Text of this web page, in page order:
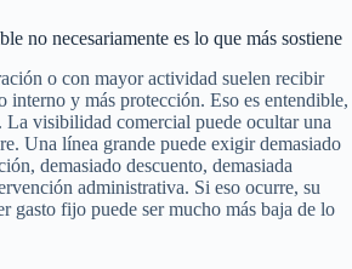
no necesariamente es lo que más sostiene
o con mayor actividad suelen recibir
interno y más protección. Eso es entendible,
La visibilidad comercial puede ocultar una
Una línea grande puede exigir demasiado
demasiado descuento, demasiada
administrativa. Si eso ocurre, su
gasto fijo puede ser mucho más baja de lo